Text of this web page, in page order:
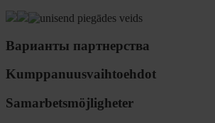
Варианты партнерства
Kumppanuusvaihtoehdot
Samarbetsmöjligheter